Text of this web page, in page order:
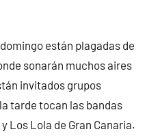
están plagadas de
sonarán muchos aires
invitados grupos
tarde tocan las bandas
Los Lola de Gran Canaria.